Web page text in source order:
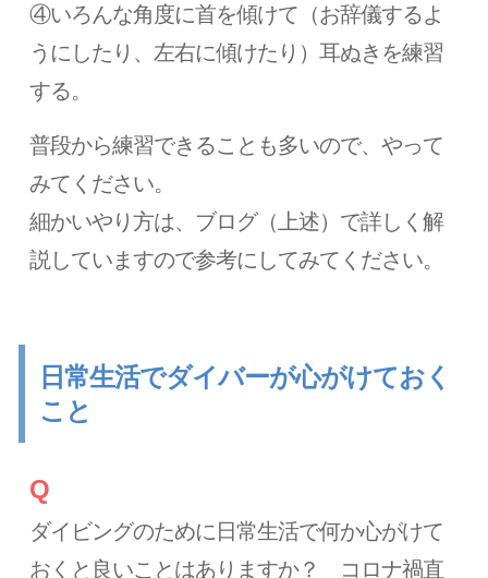
④いろんな角度に首を傾けて（お辞儀するよ
うにしたり、左右に傾けたり）耳ぬきを練習
する。
普段から練習できることも多いので、やって
みてください。
細かいやり方は、ブログ（上述）で詳しく解
説していますので参考にしてみてください。
日常生活でダイバーが心がけておく
こと
Q
ダイビングのために日常生活で何か心がけて
おくと良いことはありますか？ コロナ禍直